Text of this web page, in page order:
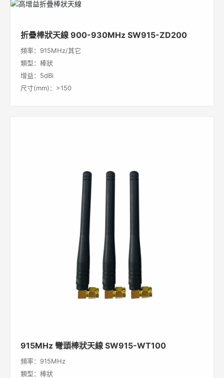
折疊棒狀天線 900-930MHz SW915-ZD200
頻率：915MHz/其它
類型：棒狀
增益：5dBi
尺寸(mm)：>150
915MHz 彎頭棒狀天線 SW915-WT100
頻率：915MHz
類型：棒狀